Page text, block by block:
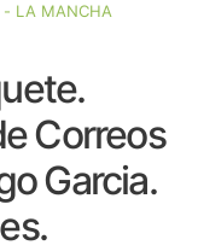
- LA MANCHA
Correos
Garcia.